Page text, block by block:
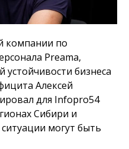
компании по
Preama,
бизнеса
Алексей
для Infopro54
Сибири и
могут быть